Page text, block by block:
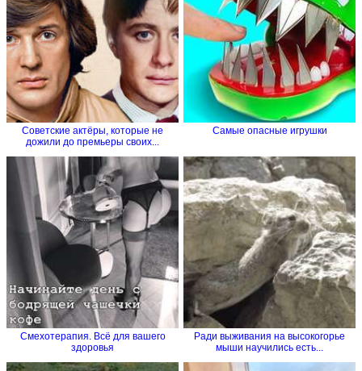
Советские актёры, которые не
дожили до премьеры своих...
Самые опасные игрушки
Смехотерапия. Всё для вашего
здоровья
Ради выживания на высокогорье
мыши научились есть...